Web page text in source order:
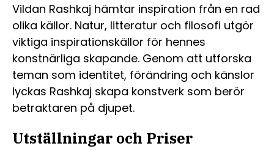
Vildan Rashkaj hämtar inspiration från en rad
olika källor. Natur, litteratur och filosofi utgör
viktiga inspirationskällor för hennes
konstnärliga skapande. Genom att utforska
teman som identitet, förändring och känslor
lyckas Rashkaj skapa konstverk som berör
betraktaren på djupet.
Utställningar och Priser